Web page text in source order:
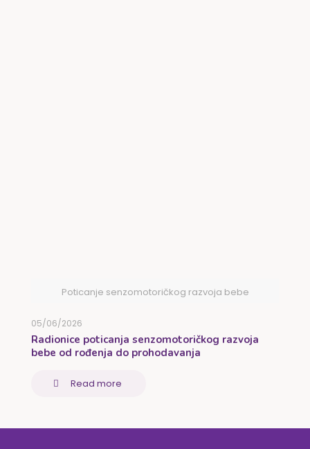
Poticanje senzomotoričkog razvoja bebe
05/06/2026
Radionice poticanja senzomotoričkog razvoja
bebe od rođenja do prohodavanja
Read more